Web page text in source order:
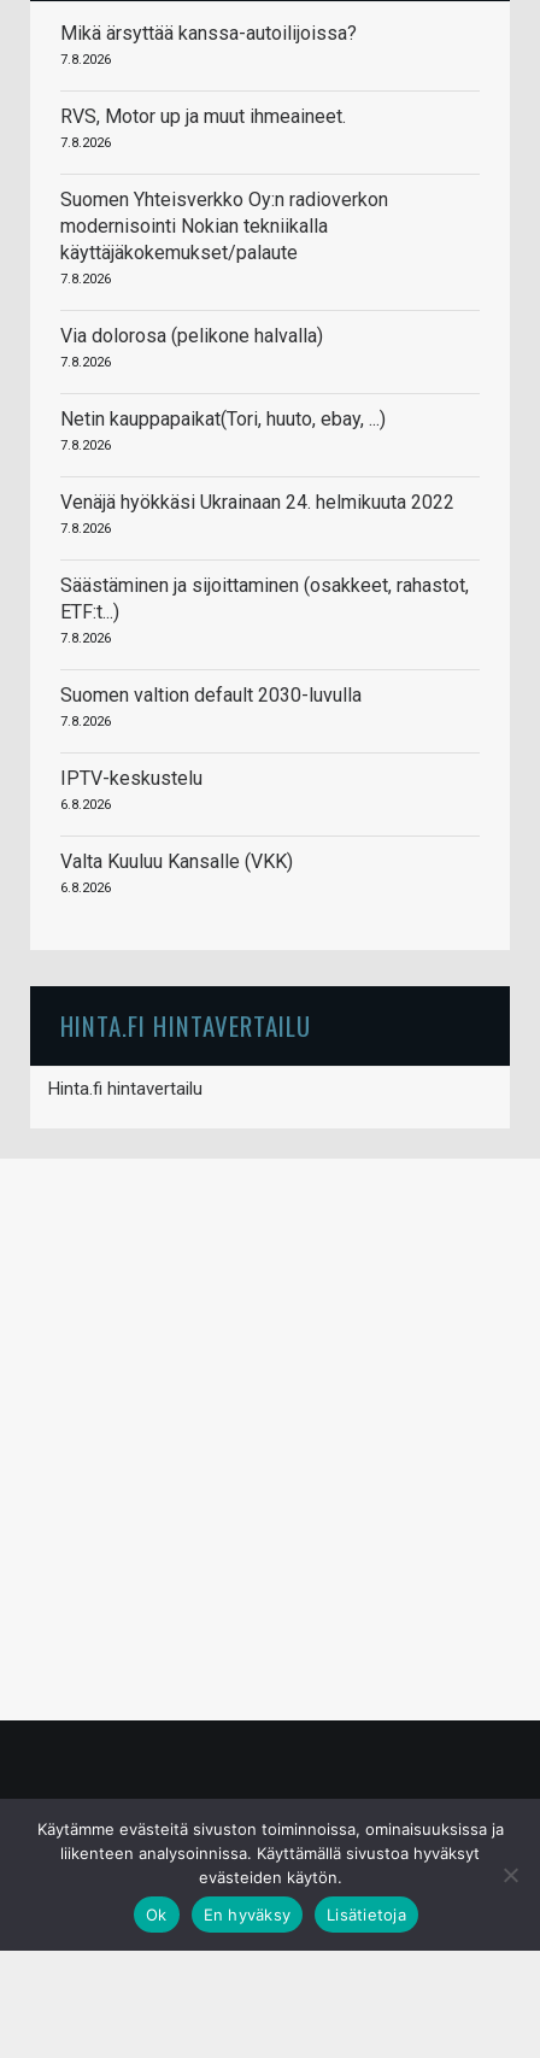
Mikä ärsyttää kanssa-autoilijoissa?
7.8.2026
RVS, Motor up ja muut ihmeaineet.
7.8.2026
Suomen Yhteisverkko Oy:n radioverkon
modernisointi Nokian tekniikalla
käyttäjäkokemukset/palaute
7.8.2026
Via dolorosa (pelikone halvalla)
7.8.2026
Netin kauppapaikat(Tori, huuto, ebay, ...)
7.8.2026
Venäjä hyökkäsi Ukrainaan 24. helmikuuta 2022
7.8.2026
Säästäminen ja sijoittaminen (osakkeet, rahastot,
ETF:t...)
7.8.2026
Suomen valtion default 2030-luvulla
7.8.2026
IPTV-keskustelu
6.8.2026
Valta Kuuluu Kansalle (VKK)
6.8.2026
HINTA.FI HINTAVERTAILU
Hinta.fi hintavertailu
Käytämme evästeitä sivuston toiminnoissa, ominaisuuksissa ja
liikenteen analysoinnissa. Käyttämällä sivustoa hyväksyt
evästeiden käytön.
Ok
En hyväksy Lisätietoja